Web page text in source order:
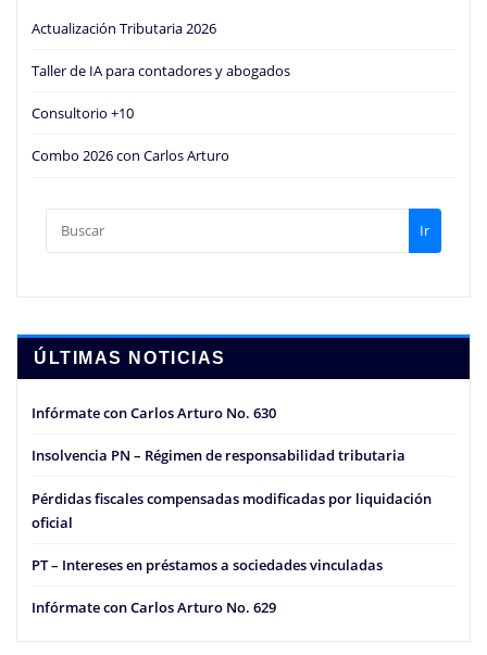
Actualización Tributaria 2026
Taller de IA para contadores y abogados
Consultorio +10
Combo 2026 con Carlos Arturo
Ir
ÚLTIMAS NOTICIAS
Infórmate con Carlos Arturo No. 630
Insolvencia PN – Régimen de responsabilidad tributaria
Pérdidas fiscales compensadas modificadas por liquidación
oficial
PT – Intereses en préstamos a sociedades vinculadas
Infórmate con Carlos Arturo No. 629